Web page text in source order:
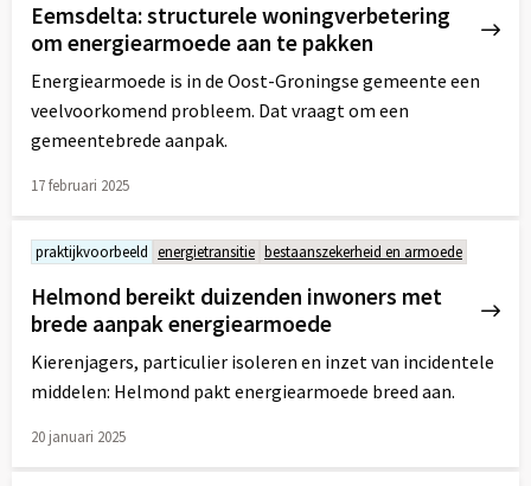
Eemsdelta: structurele woningverbetering
om energiearmoede aan te pakken
Energiearmoede is in de Oost-Groningse gemeente een
veelvoorkomend probleem. Dat vraagt om een
gemeentebrede aanpak.
17 februari 2025
meer
over
praktijkvoorbeeld energietransitie bestaanszekerheid en armoede
Helmond bereikt duizenden inwoners met
brede aanpak energiearmoede
Kierenjagers, particulier isoleren en inzet van incidentele
middelen: Helmond pakt energiearmoede breed aan.
20 januari 2025